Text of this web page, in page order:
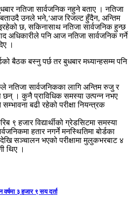
नतिजा सार्वजनिक नहुने बताए । नतिजा
उनले भने,‘आज रिजल्ट हुँदैन, अन्तिम
छ, सकिनासाथ नतिजा सार्वजनिक हुन्छ
अधिकारीले पनि आज नतिजा सार्वजनिक गर्ने
।
बैठक बस्नु पर्छ तर बुधबार मध्यान्हसम्म पनि
नतिजा सार्वजनिकका लागि अन्तिम रुजु र
। कुनै प्राविधिक समस्या उत्पन्न नभए
बढी रहेको परीक्षा नियन्त्रक
९ हजार विद्यार्थीको ग्रेडसिटमा समस्या
हतार नगर्ने मनस्थितिमा बोर्डका
सञ्चालन भएको परीक्षामा मुलुकभरबाट ४
थिए ।
वर्षमा ३ हजार ९ सय दर्ता